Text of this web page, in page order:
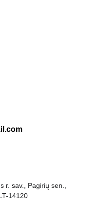
r. sav., Pagirių sen.,
14120